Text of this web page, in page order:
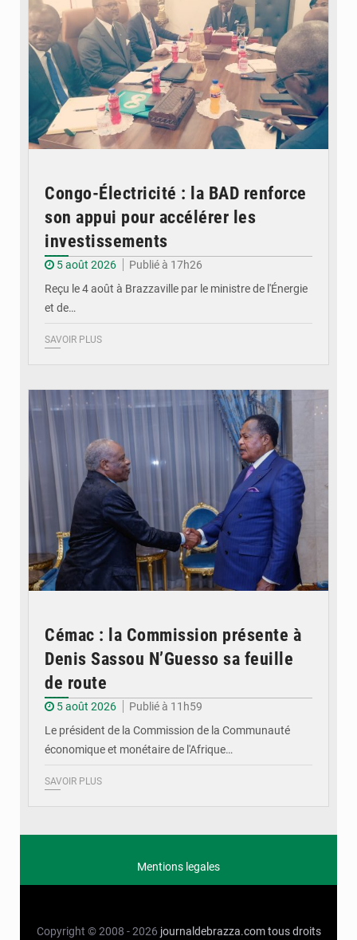
Congo-Électricité : la BAD renforce
son appui pour accélérer les
investissements
5 août 2026
Publié à 17h26
Reçu le 4 août à Brazzaville par le ministre de l'Énergie
et de…
SAVOIR PLUS
Cémac : la Commission présente à
Denis Sassou N’Guesso sa feuille
de route
5 août 2026
Publié à 11h59
Le président de la Commission de la Communauté
économique et monétaire de l'Afrique…
SAVOIR PLUS
Mentions legales
Copyright © 2008 - 2026 journaldebrazza.com tous droits